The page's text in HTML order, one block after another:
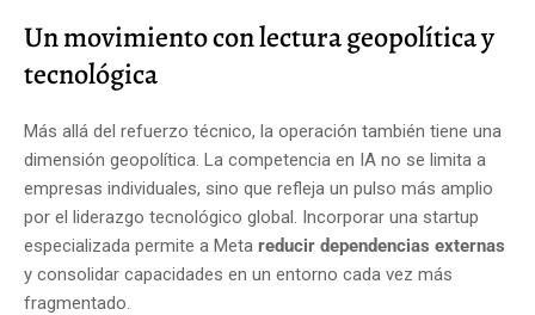
Un movimiento con lectura geopolítica y
tecnológica
Más allá del refuerzo técnico, la operación también tiene una
dimensión geopolítica. La competencia en IA no se limita a
empresas individuales, sino que refleja un pulso más amplio
por el liderazgo tecnológico global. Incorporar una startup
especializada permite a Meta reducir dependencias externas
y consolidar capacidades en un entorno cada vez más
fragmentado.